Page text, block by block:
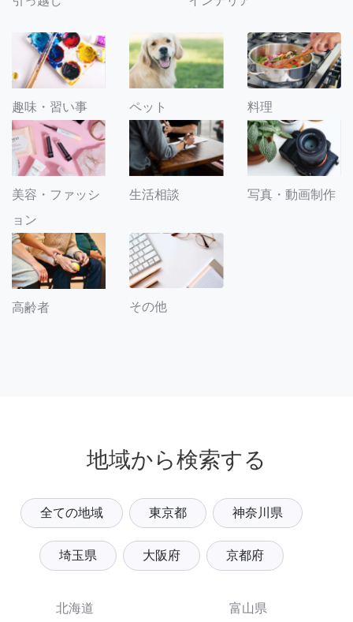
趣味・習い事 ペット 料理
美容・ファッシ
ョン
生活相談 写真・動画制作
高齢者 その他
地域から検索する
全ての地域 東京都 神奈川県
埼玉県 大阪府 京都府
北海道
富山県